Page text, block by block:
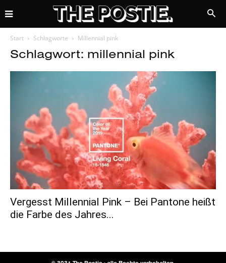
Start Schlagworte Millennial pink
Schlagwort: millennial pink
Vergesst Millennial Pink – Bei Pantone heißt
die Farbe des Jahres...